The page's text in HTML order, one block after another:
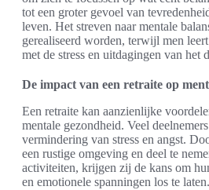
tot een groter gevoel van
leven. Het streven naar mentale
gerealiseerd worden, terwijl men
met de stress en uitdagingen van het
De impact van een retraite op
Een retraite kan aanzienlijke
mentale gezondheid. Veel
vermindering van stress en angst.
een rustige omgeving en deel te
activiteiten, krijgen zij de kans om
en emotionele spanningen los te laten.